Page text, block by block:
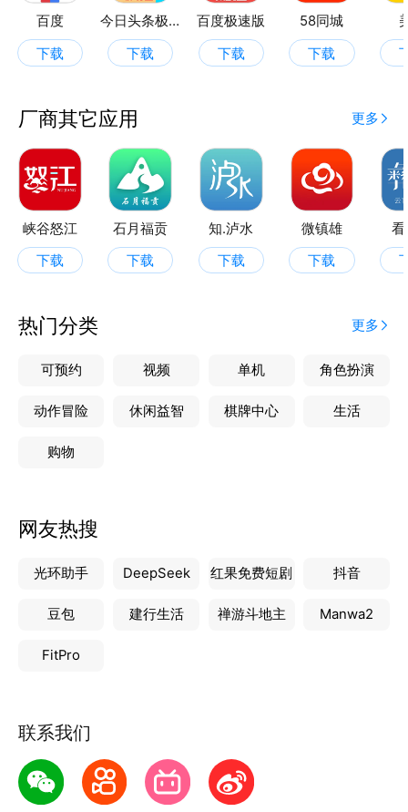
在这里，你还可以对你的美丽家乡建设献策献力；
服务，购买优质可选的农特产品和其他商品。
“大美新平：一部手机看新平！”
百度
下载
今日头条极速版
下载
百度极速版
下载
58同城
下载
厂商其它应用 更多
峡谷怒江
下载
石月福贡
下载
知.泸水
下载
微镇雄
下载
热门分类 更多
可预约 视频 单机 角色扮演
动作冒险 休闲益智 棋牌中心 生活
购物
网友热搜
光环助手 DeepSeek 红果免费短剧 抖音
豆包 建行生活 禅游斗地主 Manwa2
FitPro
联系我们